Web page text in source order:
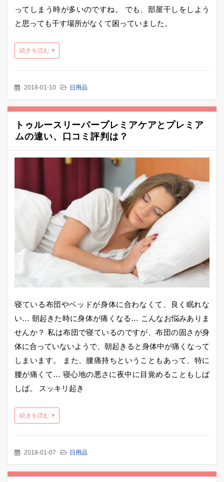
ってしまう時が多いのですね。 でも、部屋干しをしよう
と思っても干す場所がなくて困っていました。
続きを読む
2018-01-10 日用品
トゥルースリーパープレミアケアとプレミア
ムの違い、口コミ評判は？
寝ている布団やベッドが身体に合わなくて、良く眠れな
い… 朝起きた時に身体が痛くなる… こんなお悩みありま
せんか？ 私は布団で寝ているのですが、布団の固さが身
体に合っていないようで、朝起きると身体中が痛くなって
しまいます。 また、腰痛持ちということもあって、特に
腰が痛くて… 寝心地の悪さに夜中に目覚めることもしば
しば。 スッキリ起き
続きを読む
2018-01-07 日用品